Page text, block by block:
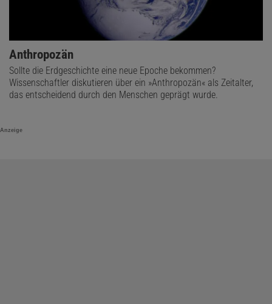
Anthropozän
Sollte die Erdgeschichte eine neue Epoche bekommen?
Wissenschaftler diskutieren über ein »Anthropozän« als Zeitalter,
das entscheidend durch den Menschen geprägt wurde.
Anzeige